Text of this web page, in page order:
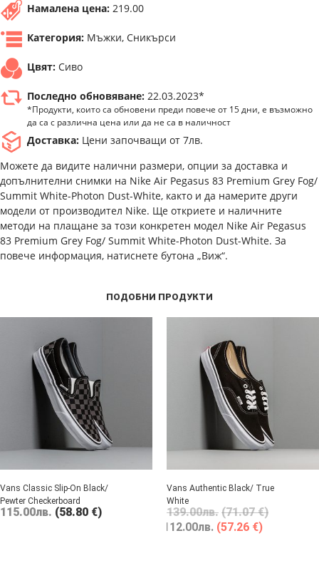
Намалена цена: 219.00
Категория: Мъжки, Сникърси
Цвят: Сиво
Последно обновяване: 22.03.2023*
*Продукти, които са обновени преди повече от 15 дни, е възможно
да са с различна цена или да не са в наличност
Доставка: Цени започващи от 7лв.
Можете да видите налични размери, опции за доставка и
допълнителни снимки на Nike Air Pegasus 83 Premium Grey Fog/
Summit White-Photon Dust-White, както и да намерите други
модели от производител Nike. Ще откриете и наличните
методи на плащане за този конкретен модел Nike Air Pegasus
83 Premium Grey Fog/ Summit White-Photon Dust-White. За
повече информация, натиснете бутона „Виж“.
ПОДОБНИ ПРОДУКТИ
Vans Classic Slip-On Black/
Pewter Checkerboard
115.00лв. (58.80 €)
Vans Authentic Black/ True
White
139.00лв. (71.07 €)
112.00лв. (57.26 €)